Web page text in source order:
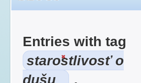
Entries with tag
starostlivosť o
dušu
.